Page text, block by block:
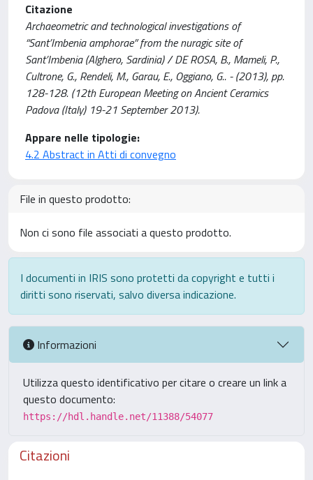
Citazione
Archaeometric and technological investigations of
“Sant’Imbenia amphorae” from the nuragic site of
Sant’Imbenia (Alghero, Sardinia) / DE ROSA, B., Mameli, P.,
Cultrone, G., Rendeli, M., Garau, E., Oggiano, G.. - (2013), pp.
128-128. (12th European Meeting on Ancient Ceramics
Padova (Italy) 19-21 September 2013).
Appare nelle tipologie:
4.2 Abstract in Atti di convegno
File in questo prodotto:
Non ci sono file associati a questo prodotto.
I documenti in IRIS sono protetti da copyright e tutti i
diritti sono riservati, salvo diversa indicazione.
Informazioni
Utilizza questo identificativo per citare o creare un link a
questo documento:
https://hdl.handle.net/11388/54077
Citazioni